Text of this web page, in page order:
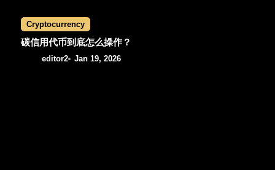
i
o
Cryptocurrency
碳信用代币到底怎么操作？
editor2 Jan 19, 2026